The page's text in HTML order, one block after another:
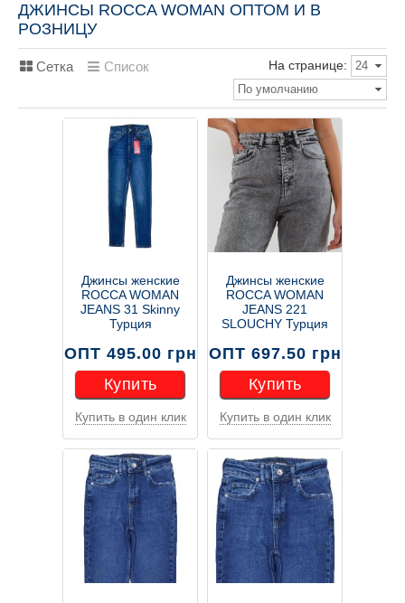
ДЖИНСЫ ROCCA WOMAN ОПТОМ И В
РОЗНИЦУ
Сетка Список На странице:
24
По умолчанию
Джинсы женские
ROCCA WOMAN
JEANS 31 Skinny
Турция
ОПТ 495.00 грн
Купить
Купить
Купить в один клик
Джинсы женские
ROCCA WOMAN
JEANS 221
SLOUCHY Турция
ОПТ 697.50 грн
Купить
Купить
Купить в один клик